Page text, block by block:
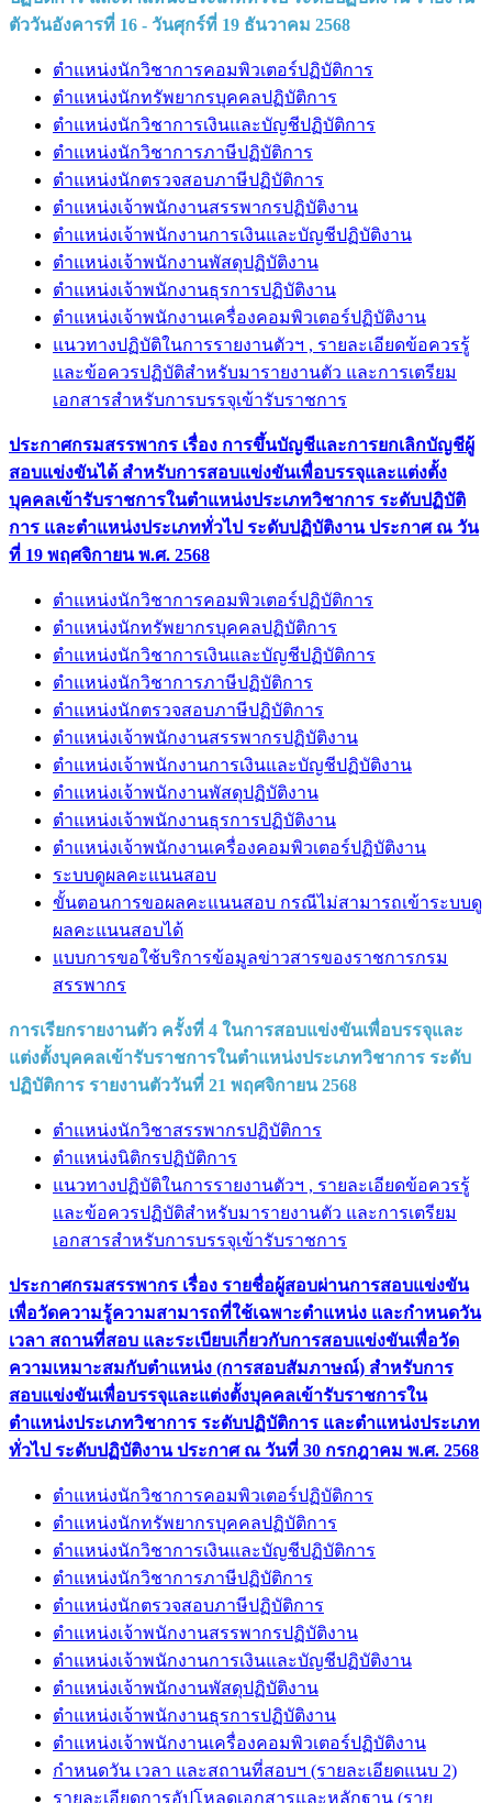
ตัววันอังคารที่ 16 - วันศุกร์ที่ 19 ธันวาคม 2568
ตำแหน่งนักวิชาการคอมพิวเตอร์ปฏิบัติการ
ตำแหน่งนักทรัพยากรบุคคลปฏิบัติการ
ตำแหน่งนักวิชาการเงินและบัญชีปฏิบัติการ
ตำแหน่งนักวิชาการภาษีปฏิบัติการ
ตำแหน่งนักตรวจสอบภาษีปฏิบัติการ
ตำแหน่งเจ้าพนักงานสรรพากรปฏิบัติงาน
ตำแหน่งเจ้าพนักงานการเงินและบัญชีปฏิบัติงาน
ตำแหน่งเจ้าพนักงานพัสดุปฏิบัติงาน
ตำแหน่งเจ้าพนักงานธุรการปฏิบัติงาน
ตำแหน่งเจ้าพนักงานเครื่องคอมพิวเตอร์ปฏิบัติงาน
แนวทางปฏิบัติในการรายงานตัวฯ , รายละเอียดข้อควรรู้
และข้อควรปฏิบัติสำหรับมารายงานตัว และการเตรียม
เอกสารสำหรับการบรรจุเข้ารับราชการ
ประกาศกรมสรรพากร เรื่อง การขึ้นบัญชีและการยกเลิกบัญชีผู้
สอบแข่งขันได้ สำหรับการสอบแข่งขันเพื่อบรรจุและแต่งตั้ง
บุคคลเข้ารับราชการในตำแหน่งประเภทวิชาการ ระดับปฏิบัติ
การ และตำแหน่งประเภททั่วไป ระดับปฏิบัติงาน ประกาศ ณ วัน
ที่ 19 พฤศจิกายน พ.ศ. 2568
ตำแหน่งนักวิชาการคอมพิวเตอร์ปฏิบัติการ
ตำแหน่งนักทรัพยากรบุคคลปฏิบัติการ
ตำแหน่งนักวิชาการเงินและบัญชีปฏิบัติการ
ตำแหน่งนักวิชาการภาษีปฏิบัติการ
ตำแหน่งนักตรวจสอบภาษีปฏิบัติการ
ตำแหน่งเจ้าพนักงานสรรพากรปฏิบัติงาน
ตำแหน่งเจ้าพนักงานการเงินและบัญชีปฏิบัติงาน
ตำแหน่งเจ้าพนักงานพัสดุปฏิบัติงาน
ตำแหน่งเจ้าพนักงานธุรการปฏิบัติงาน
ตำแหน่งเจ้าพนักงานเครื่องคอมพิวเตอร์ปฏิบัติงาน
ระบบดูผลคะแนนสอบ
ขั้นตอนการขอผลคะแนนสอบ กรณีไม่สามารถเข้าระบบดู
ผลคะแนนสอบได้
แบบการขอใช้บริการข้อมูลข่าวสารของราชการกรม
สรรพากร
การเรียกรายงานตัว ครั้งที่ 4 ในการสอบแข่งขันเพื่อบรรจุและ
แต่งตั้งบุคคลเข้ารับราชการในตำแหน่งประเภทวิชาการ ระดับ
ปฏิบัติการ รายงานตัววันที่ 21 พฤศจิกายน 2568
ตำแหน่งนักวิชาสรรพากรปฏิบัติการ
ตำแหน่งนิติกรปฏิบัติการ
แนวทางปฏิบัติในการรายงานตัวฯ , รายละเอียดข้อควรรู้
และข้อควรปฏิบัติสำหรับมารายงานตัว และการเตรียม
เอกสารสำหรับการบรรจุเข้ารับราชการ
ประกาศกรมสรรพากร เรื่อง รายชื่อผู้สอบผ่านการสอบแข่งขัน
เพื่อวัดความรู้ความสามารถที่ใช้เฉพาะตำแหน่ง และกำหนดวัน
เวลา สถานที่สอบ และระเบียบเกี่ยวกับการสอบแข่งขันเพื่อวัด
ความเหมาะสมกับตำแหน่ง (การสอบสัมภาษณ์) สำหรับการ
สอบแข่งขันเพื่อบรรจุและแต่งตั้งบุคคลเข้ารับราชการใน
ตำแหน่งประเภทวิชาการ ระดับปฏิบัติการ และตำแหน่งประเภท
ทั่วไป ระดับปฏิบัติงาน ประกาศ ณ วันที่ 30 กรกฎาคม พ.ศ. 2568
ตำแหน่งนักวิชาการคอมพิวเตอร์ปฏิบัติการ
ตำแหน่งนักทรัพยากรบุคคลปฏิบัติการ
ตำแหน่งนักวิชาการเงินและบัญชีปฏิบัติการ
ตำแหน่งนักวิชาการภาษีปฏิบัติการ
ตำแหน่งนักตรวจสอบภาษีปฏิบัติการ
ตำแหน่งเจ้าพนักงานสรรพากรปฏิบัติงาน
ตำแหน่งเจ้าพนักงานการเงินและบัญชีปฏิบัติงาน
ตำแหน่งเจ้าพนักงานพัสดุปฏิบัติงาน
ตำแหน่งเจ้าพนักงานธุรการปฏิบัติงาน
ตำแหน่งเจ้าพนักงานเครื่องคอมพิวเตอร์ปฏิบัติงาน
กำหนดวัน เวลา และสถานที่สอบฯ (รายละเอียดแนบ 2)
รายละเอียดการอัปโหลดเอกสารและหลักฐาน (ราย